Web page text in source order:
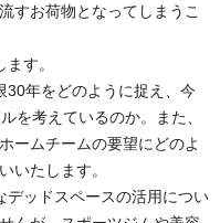
すお荷物となってしまうこ
す。
30年をどのように捉え、今
を考えているのか。また、
ームチームの要望にどのよ
いたします。
デッドスペースの活用につい